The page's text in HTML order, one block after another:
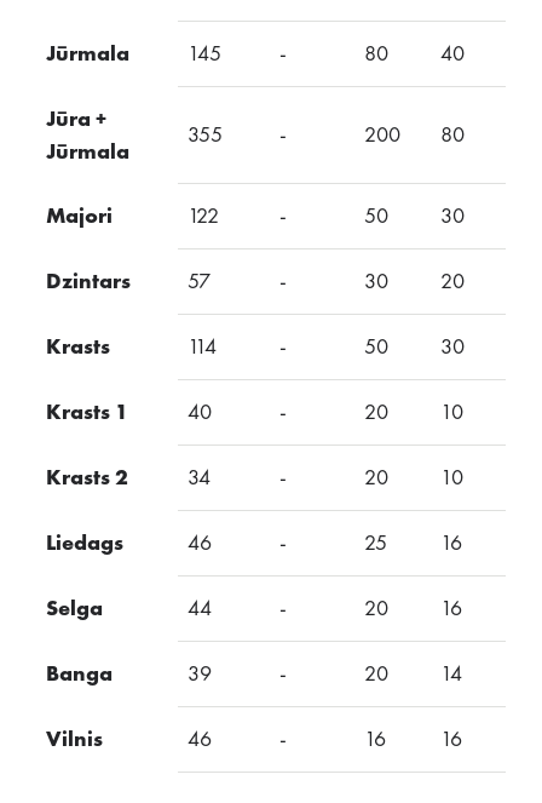
Jūrmala 145 - 80 40
Jūra +
Jūrmala
355 - 200 80
Majori 122 - 50 30
Dzintars 57 - 30 20
Krasts 114 - 50 30
Krasts 1 40 - 20 10
Krasts 2 34 - 20 10
Liedags 46 - 25 16
Selga 44 - 20 16
Banga 39 - 20 14
Vilnis 46 - 16 16